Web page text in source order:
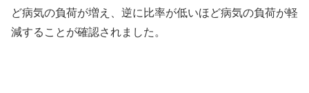
ど病気の負荷が増え、逆に比率が低いほど病気の負荷が軽
減することが確認されました。